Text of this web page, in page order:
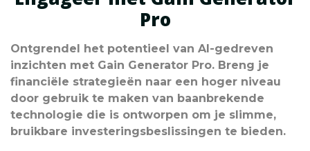
Pro
Ontgrendel het potentieel van AI-gedreven
inzichten met Gain Generator Pro. Breng je
financiële strategieën naar een hoger niveau
door gebruik te maken van baanbrekende
technologie die is ontworpen om je slimme,
bruikbare investeringsbeslissingen te bieden.